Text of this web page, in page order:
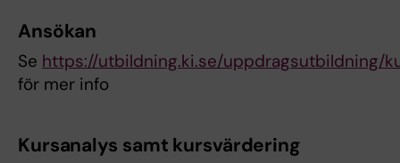
Ansökan
Se https://utbildning.ki.se/uppdragsutbildning/
för mer info
Kursanalys samt kursvärdering